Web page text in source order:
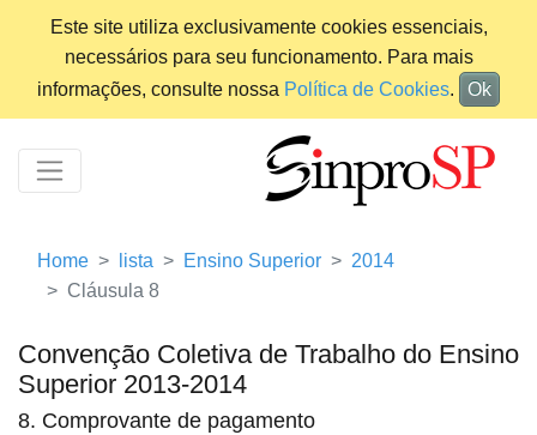
Este site utiliza exclusivamente cookies essenciais,
necessários para seu funcionamento. Para mais
informações, consulte nossa Política de Cookies. Ok
Home lista Ensino Superior
2014
Cláusula 8
Convenção Coletiva de Trabalho do Ensino
Superior 2013-2014
8. Comprovante de pagamento